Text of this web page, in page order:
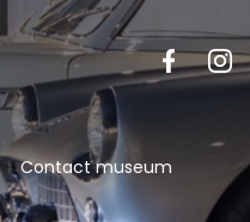
Contact museum